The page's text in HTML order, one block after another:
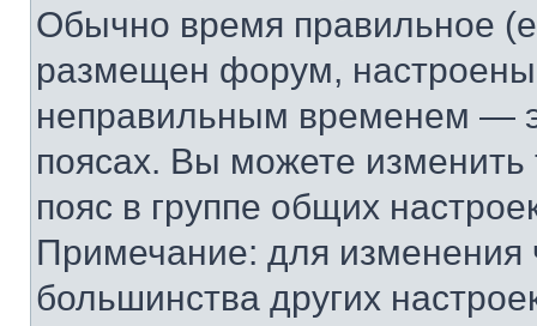
Обычно время правильное
размещен форум, настроены
неправильным временем —
поясах. Вы можете изменить
пояс в группе общих
Примечание: для изменения
большинства других